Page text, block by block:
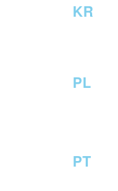
KR
PL
PT